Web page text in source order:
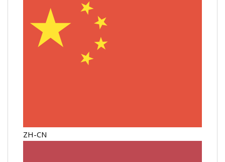
ZH-CN